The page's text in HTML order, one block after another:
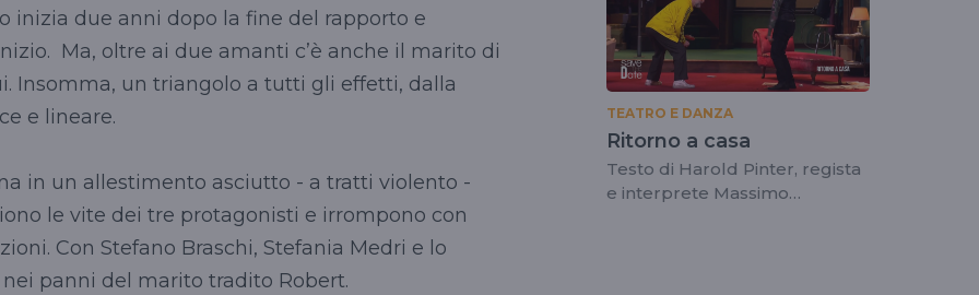
inizia due anni dopo la fine del rapporto e
Ma, oltre ai due amanti c’è anche il marito di
Insomma, un triangolo a tutti gli effetti, dalla
e lineare.
in un allestimento asciutto - a tratti violento -
le vite dei tre protagonisti e irrompono con
Con Stefano Braschi, Stefania Medri e lo
panni del marito tradito Robert.
TEATRO E DANZA
Ritorno a casa
Testo di Harold Pinter, regista
e interprete Massimo